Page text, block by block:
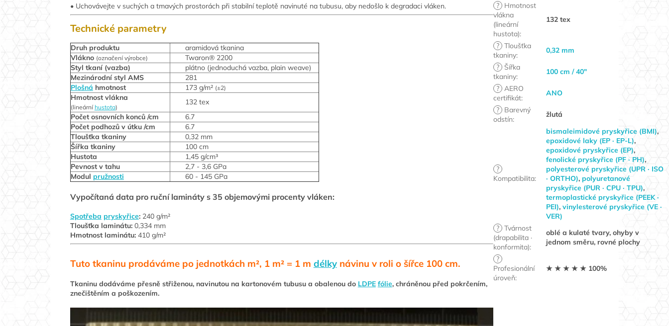
• Uchovávejte v suchých a tmavých prostorách při stabilní teplotě navinuté na tubusu, aby nedošlo k degradaci vláken.
Technické parametry
Druh produktu
aramidová tkanina
Vlákno (označení výrobce)
Twaron® 2200
Styl tkaní (vazba)
plátno (jednoduchá vazba, plain weave)
Mezinárodní styl AMS
281
Plošná hmotnost 173 g/m² (±2)
Hmotnost vlákna
(lineární hustota)
132 tex
Počet osnovních konců /cm
6.7
Počet podhozů v útku /cm
6.7
Tloušťka tkaniny
0,32 mm
Šířka tkaniny
100 cm
Hustota
1,45 g/cm³
Pevnost v tahu
2,7 - 3,6 GPa
Modul pružnosti 60 - 145 GPa
Vypočítaná data pro ruční lamináty s 35 objemovými procenty vláken:
Spotřeba pryskyřice: 240 g/m²
Tloušťka laminátu: 0,334 mm
Hmotnost laminátu: 410 g/m²
Tuto tkaninu prodáváme po jednotkách m², 1 m² = 1m délkynávinu v roli o šířce 100 cm.
Tkaninu dodáváme přesně střiženou, navinutou na kartonovém tubusu a obalenou do LDPE fólie, chráněnou před pokrčením,
znečištěním a poškozením.
? Hmotnost
vlákna
(lineární
hustota):
132 tex
? Tloušťka
tkaniny:
0,32 mm
? Šířka
tkaniny:
100 cm / 40"
? AERO
certifikát:
ANO
? Barevný
odstín:
žlutá
?
Kompatibilita:
bismaleimidové pryskyřice (BMI),
epoxidové laky (EP · EP-L),
epoxidové pryskyřice (EP),
fenolické pryskyřice (PF · PH),
polyesterové pryskyřice (UPR · ISO
· ORTHO), polyuretanové
pryskyřice (PUR · CPU · TPU),
termoplastické pryskyřice (PEEK ·
PEI), vinylesterové pryskyřice (VE ·
VER)
? Tvárnost
(drapabilita ·
konformita):
oblé a kulaté tvary, ohyby v
jednom směru, rovné plochy
?
Profesionální
úroveň:
★ ★ ★ ★ ★ 100%